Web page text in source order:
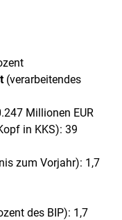
(verarbeitendes
Millionen EUR
in KKS): 39
zum Vorjahr): 1,7
des BIP): 1,7